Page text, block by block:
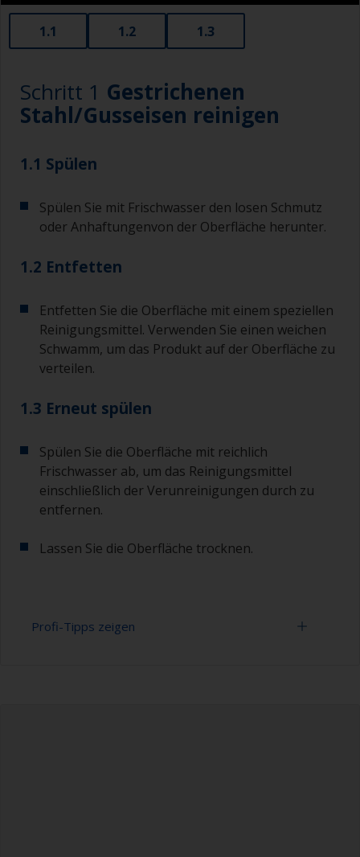
1.1 1.2 1.3
Schritt 1 Gestrichenen
Stahl/Gusseisen reinigen
1.1 Spülen
Spülen Sie mit Frischwasser den losen Schmutz
oder Anhaftungenvon der Oberfläche herunter.
1.2 Entfetten
Entfetten Sie die Oberfläche mit einem speziellen
Reinigungsmittel. Verwenden Sie einen weichen
Schwamm, um das Produkt auf der Oberfläche zu
verteilen.
1.3 Erneut spülen
Spülen Sie die Oberfläche mit reichlich
Frischwasser ab, um das Reinigungsmittel
einschließlich der Verunreinigungen durch zu
entfernen.
Lassen Sie die Oberfläche trocknen.
Profi-Tipps zeigen